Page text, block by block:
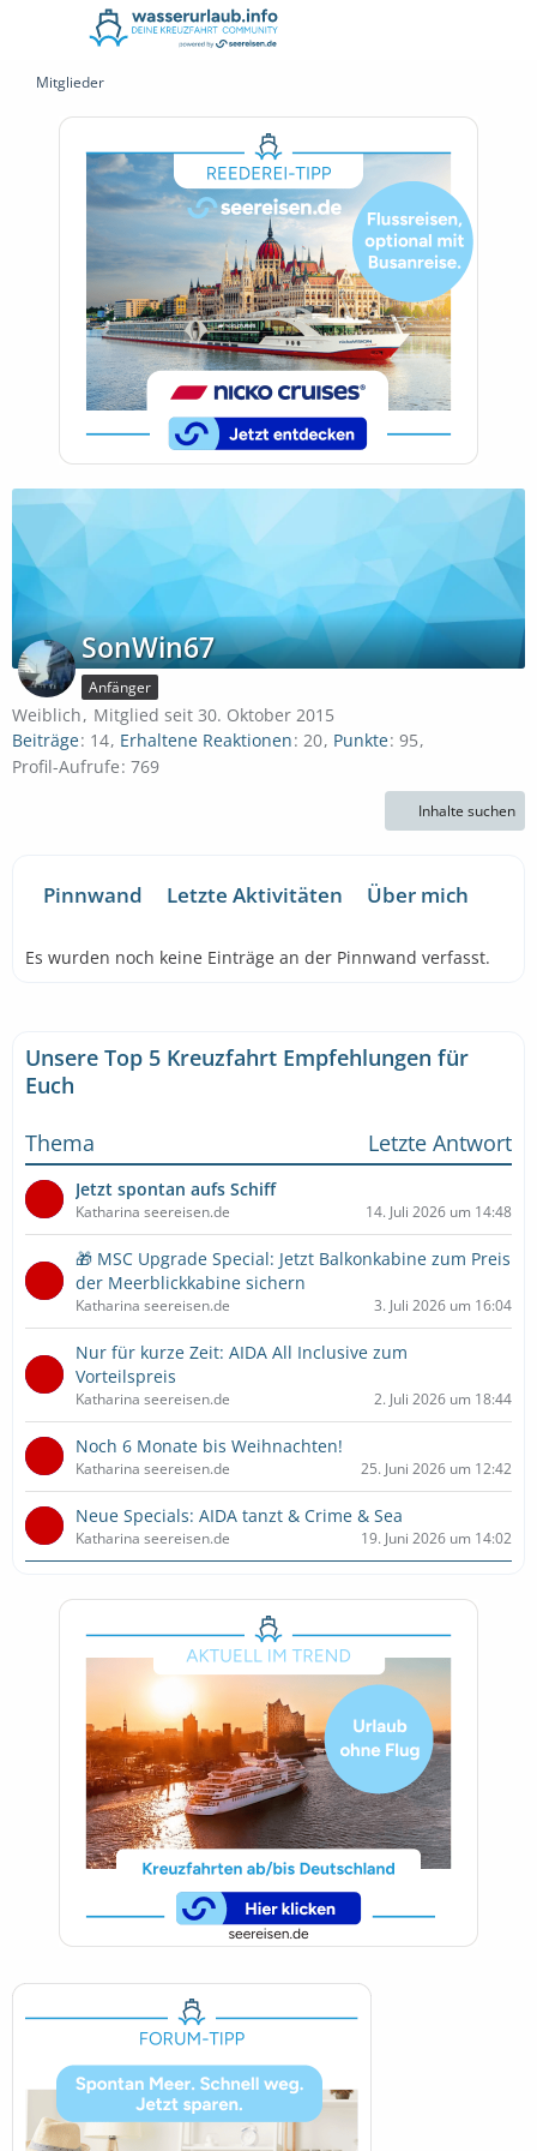
Mitglieder
SonWin67
Anfänger
Weiblich
Mitglied seit 30. Oktober 2015
Beiträge 14 Erhaltene Reaktionen 20 Punkte 95
Profil-Aufrufe 769
Inhalte suchen
Pinnwand Letzte Aktivitäten Über mich
Es wurden noch keine Einträge an der Pinnwand verfasst.
Unsere Top 5 Kreuzfahrt Empfehlungen für
Euch
Thema
Letzte Antwort
Jetzt spontan aufs Schiff
Katharina seereisen.de 14. Juli 2026 um 14:48
🎁 MSC Upgrade Special: Jetzt Balkonkabine zum Preis
der Meerblickkabine sichern
Katharina seereisen.de 3. Juli 2026 um 16:04
Nur für kurze Zeit: AIDA All Inclusive zum
Vorteilspreis
Katharina seereisen.de 2. Juli 2026 um 18:44
Noch 6 Monate bis Weihnachten!
Katharina seereisen.de 25. Juni 2026 um 12:42
Neue Specials: AIDA tanzt & Crime & Sea
Katharina seereisen.de 19. Juni 2026 um 14:02